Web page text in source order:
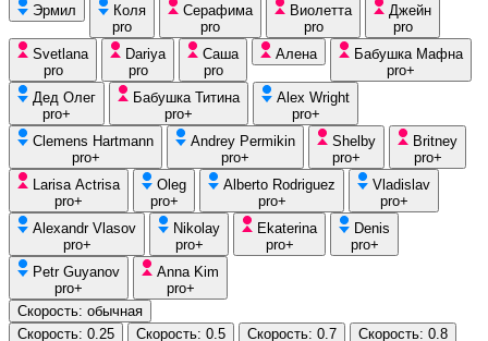
Эрмил
Коля
pro
Серафима
pro
Виолетта
pro
Джейн
pro
Svetlana
pro
Dariya
pro
Саша
pro
Алена
Бабушка Мафна
pro+
Дед Олег
pro+
Бабушка Титина
pro+
Alex Wright
pro+
Clemens Hartmann
pro+
Andrey Permikin
pro+
Shelby
pro+
Britney
pro+
Larisa Actrisa
pro+
Oleg
pro+
Alberto Rodriguez
pro+
Vladislav
pro+
Alexandr Vlasov
pro+
Nikolay
pro+
Ekaterina
pro+
Denis
pro+
Petr Guyanov
pro+
Anna Kim
pro+
Скорость: обычная
Скорость: 0.25
Скорость: 0.5 Скорость: 0.7
Скорость: 0.8